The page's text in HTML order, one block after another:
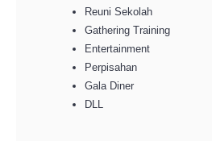
Reuni Sekolah
Gathering Training
Entertainment
Perpisahan
Gala Diner
DLL